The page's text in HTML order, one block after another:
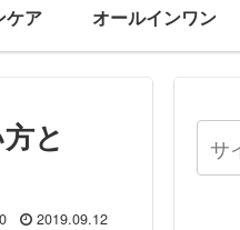
ケア オールインワン
と
2019.09.12